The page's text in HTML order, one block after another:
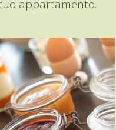
appartamento.